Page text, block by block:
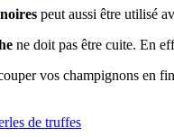
peut aussi être utilisé
ne doit pas être cuite. En
vos champignons en
de truffes